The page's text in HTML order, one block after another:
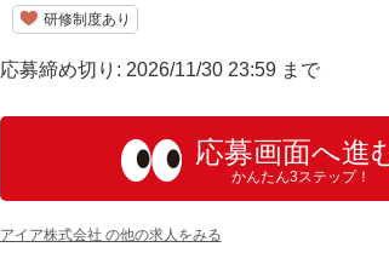
研修制度あり
応募締め切り: 2026/11/30 23:59 まで
応募画面へ進
かんたん3ステップ！
アイア株式会社 の他の求人をみる